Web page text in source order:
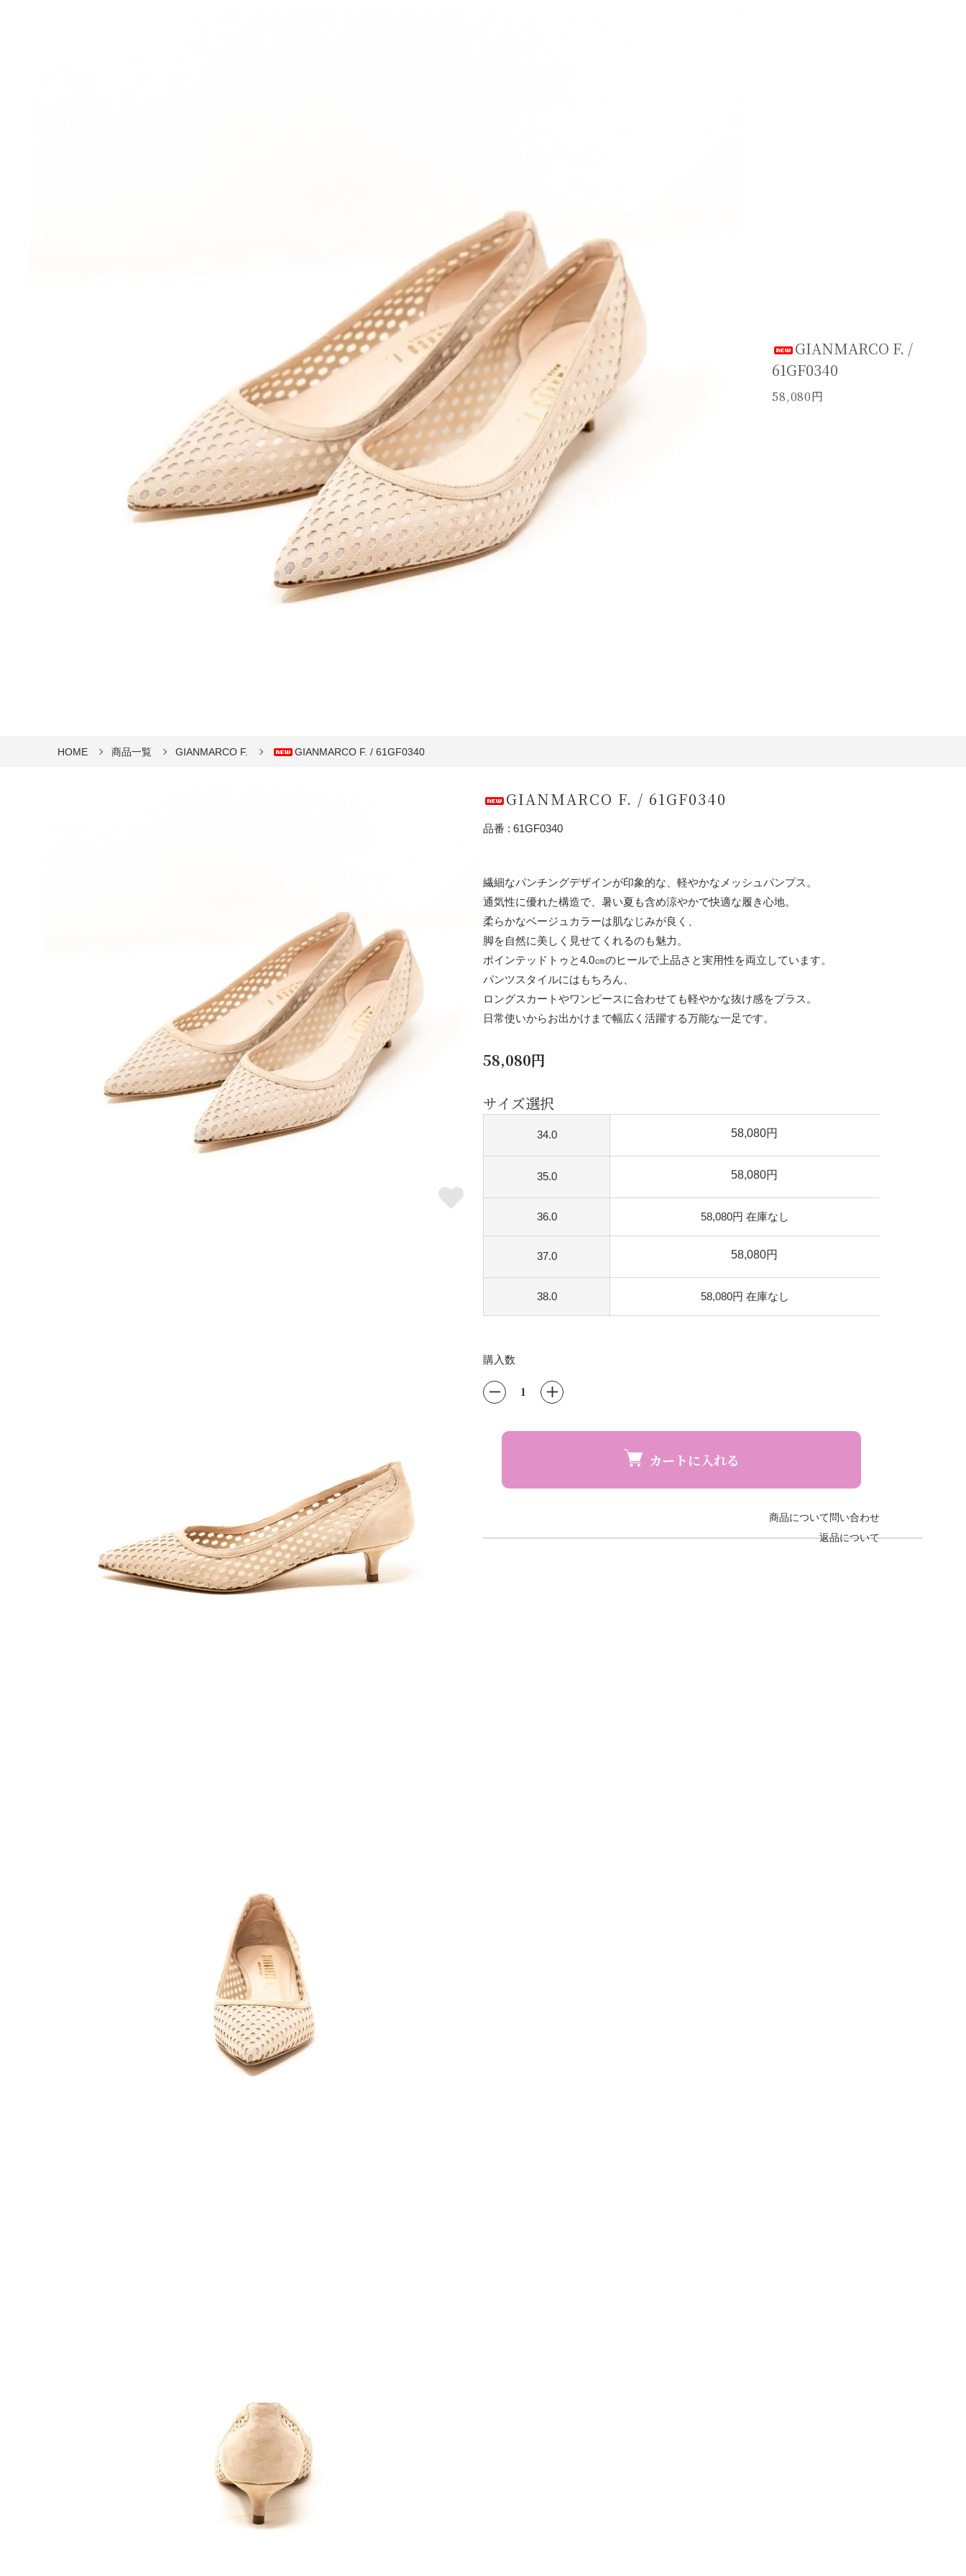
GIANMARCO F. /
61GF0340
58,080円
HOME 商品一覧 GIANMARCO F. GIANMARCO F. / 61GF0340
GIANMARCO F. / 61GF0340
品番 : 61GF0340
繊細なパンチングデザインが印象的な、軽やかなメッシュパンプス。
通気性に優れた構造で、暑い夏も含め涼やかで快適な履き心地。
柔らかなベージュカラーは肌なじみが良く、
脚を自然に美しく見せてくれるのも魅力。
ポインテッドトゥと4.0㎝のヒールで上品さと実用性を両立しています。
パンツスタイルにはもちろん、
ロングスカートやワンピースに合わせても軽やかな抜け感をプラス。
日常使いからお出かけまで幅広く活躍する万能な一足です。
58,080円
サイズ選択
34.0 58,080円
35.0 58,080円
36.0 58,080円 在庫なし
37.0 58,080円
38.0 58,080円 在庫なし
購入数
カートに入れる
商品について問い合わせ
返品について
35.0
58,080円(税5,280円)
在庫：1